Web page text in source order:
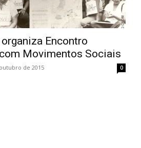
Encontro
Movimentos Sociais
de 2015 0